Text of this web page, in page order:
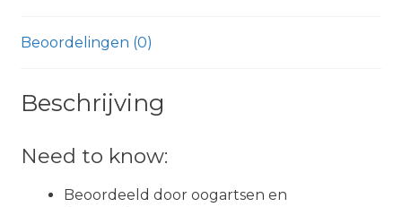
Beoordelingen (0)
Beschrijving
Need to know:
Beoordeeld door oogartsen en